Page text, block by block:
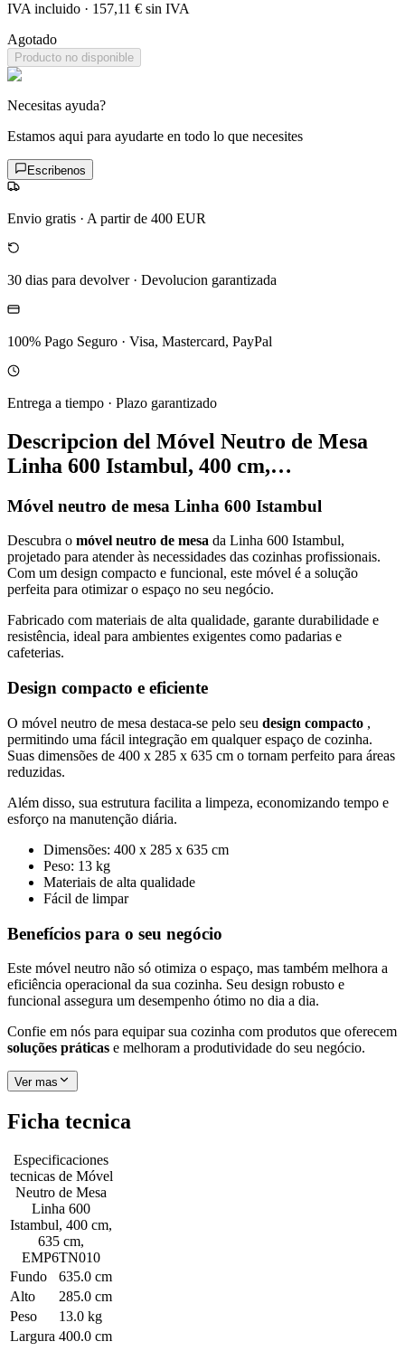
IVA incluido · 157,11 € sin IVA
Agotado
Producto no disponible
Necesitas ayuda?
Estamos aqui para ayudarte en todo lo que necesites
Escribenos
Envio gratis · A partir de 400 EUR
30 dias para devolver· Devolucion garantizada
100% Pago Seguro · Visa, Mastercard, PayPal
Entrega a tiempo · Plazo garantizado
Descripcion del Móvel Neutro de Mesa
Linha 600 Istambul, 400 cm,…
Móvel neutro de mesa Linha 600 Istambul
Descubra o móvel neutro de mesa da Linha 600 Istambul,
projetado para atender às necessidades das cozinhas profissionais.
Com um design compacto e funcional, este móvel é a solução
perfeita para otimizar o espaço no seu negócio.
Fabricado com materiais de alta qualidade, garante durabilidade e
resistência, ideal para ambientes exigentes como padarias e
cafeterias.
Design compacto e eficiente
O móvel neutro de mesa destaca-se pelo seu design compacto ,
permitindo uma fácil integração em qualquer espaço de cozinha.
Suas dimensões de 400 x 285 x 635 cm o tornam perfeito para áreas
reduzidas.
Além disso, sua estrutura facilita a limpeza, economizando tempo e
esforço na manutenção diária.
Dimensões: 400 x 285 x 635 cm
Peso: 13 kg
Materiais de alta qualidade
Fácil de limpar
Benefícios para o seu negócio
Este móvel neutro não só otimiza o espaço, mas também melhora a
eficiência operacional da sua cozinha. Seu design robusto e
funcional assegura um desempenho ótimo no dia a dia.
Confie em nós para equipar sua cozinha com produtos que oferecem
soluções práticas e melhoram a produtividade do seu negócio.
Ver mas
Ficha tecnica
Especificaciones
tecnicas de Móvel
Neutro de Mesa
Linha 600
Istambul, 400 cm,
635 cm,
EMP6TN010
Fundo
635.0 cm
Alto
285.0 cm
Peso
13.0 kg
Largura 400.0 cm